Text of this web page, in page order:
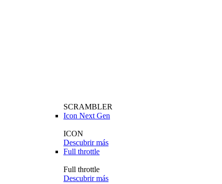
SCRAMBLER
Icon Next Gen
ICON
Descubrir más
Full throttle
Full throttle
Descubrir más